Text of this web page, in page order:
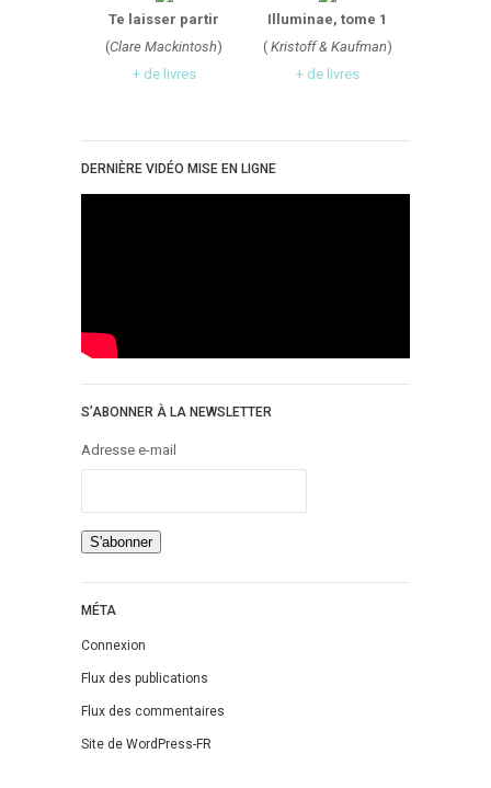
Te laisser partir
(Clare Mackintosh)
+ de livres
Illuminae, tome 1
(Kristoff & Kaufman)
+ de livres
DERNIÈRE VIDÉO MISE EN LIGNE
S’ABONNER À LA NEWSLETTER
Adresse e-mail
MÉTA
Connexion
Flux des publications
Flux des commentaires
Site de WordPress-FR